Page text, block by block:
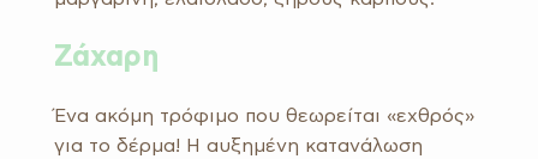
Ζάχαρη
Ένα ακόμη τρόφιμο που θεωρείται «εχθρός»
για το δέρμα! Η αυξημένη κατανάλωση